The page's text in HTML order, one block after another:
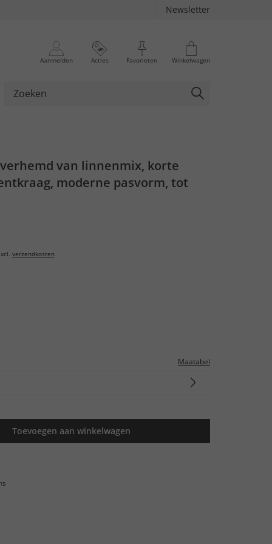
Newsletter
Aanmelden Acties Favorieten Winkelwagen
van linnenmix, korte
moderne pasvorm, tot
verzendkosten
Maatabel
Toevoegen aan winkelwagen